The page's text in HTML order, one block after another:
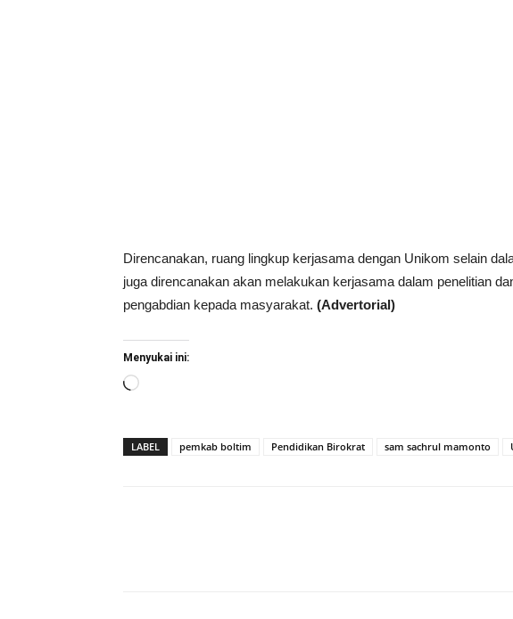
Direncanakan, ruang lingkup kerjasama dengan Unikom selain
juga direncanakan akan melakukan kerjasama dalam penelitian
pengabdian kepada masyarakat. (Advertorial)
Menyukai ini:
Memuat...
LABEL pemkab boltim Pendidikan Birokrat sam sachrul mamonto